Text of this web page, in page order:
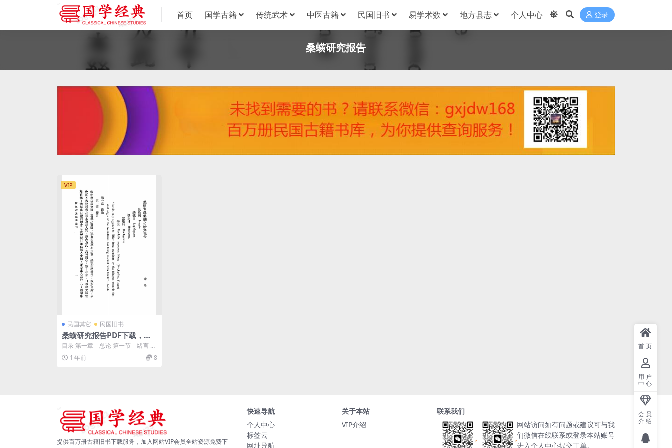
首页 国学古籍 传统武术 中医古籍 民国旧书 易学术数 地方县志 个人中心 登录
桑蟥研究报告
VIP
民国其它 民国旧书
桑蟥研究报告PDF下载，桑
蝗治理研究，浙江省昆虫局
丛刊
目录 第一章 总论 第一节 绪言 第
二节 桑蟥命名及历史考略 ...
1 年前 8
提供百万册古籍旧书下载服务，加入网站VIP会员全站资源免费下
快速导航
个人中心
标签云
网址导航
关于本站
VIP介绍
联系我们
网站访问如有问题或建议可与我
们微信在线联系或登录本站账号
进入个人中心提交工单。
首页
用户
中心
会员
介绍